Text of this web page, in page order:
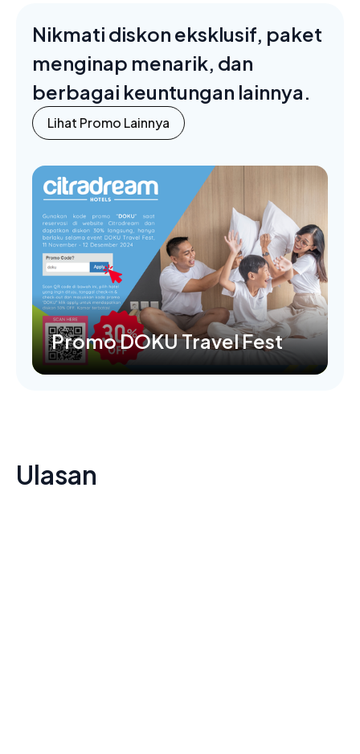
Nikmati diskon eksklusif, paket
menginap menarik, dan
berbagai keuntungan lainnya.
Lihat Promo Lainnya
Promo DOKU Travel Fest
Ulasan